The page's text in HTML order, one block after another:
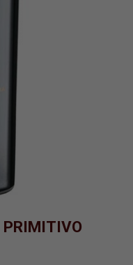
PRIMITIVO